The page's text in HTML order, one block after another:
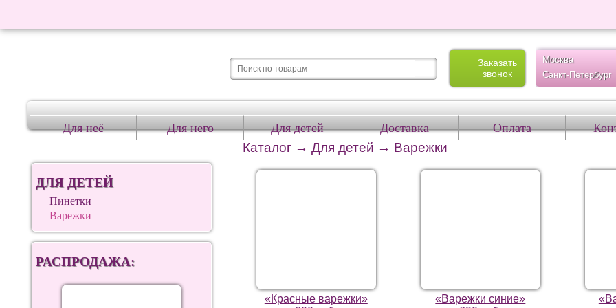
Заказать
звонок
Москва
Санкт-Петербург
Для неё Для него Для детей Доставка Оплата
ДЛЯ ДЕТЕЙ
Пинетки
Варежки
РАСПРОДАЖА:
Каталог →Для детей → Варежки
«Красные варежки»
«Варежки синие»